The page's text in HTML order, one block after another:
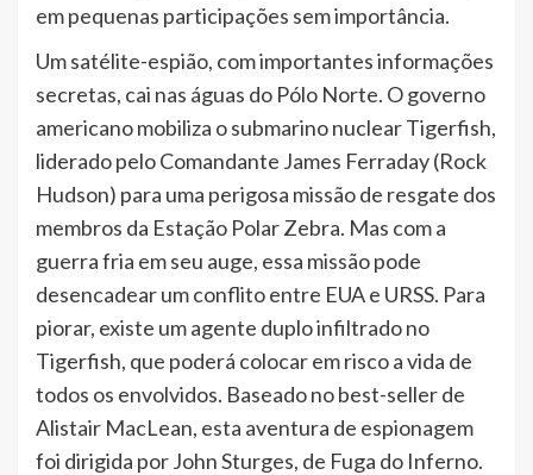
em pequenas participações sem importância.
Um satélite-espião, com importantes informações
secretas, cai nas águas do Pólo Norte. O governo
americano mobiliza o submarino nuclear Tigerfish,
liderado pelo Comandante James Ferraday (Rock
Hudson) para uma perigosa missão de resgate dos
membros da Estação Polar Zebra. Mas com a
guerra fria em seu auge, essa missão pode
desencadear um conflito entre EUA e URSS. Para
piorar, existe um agente duplo infiltrado no
Tigerfish, que poderá colocar em risco a vida de
todos os envolvidos. Baseado no best-seller de
Alistair MacLean, esta aventura de espionagem
foi dirigida por John Sturges, de Fuga do Inferno.